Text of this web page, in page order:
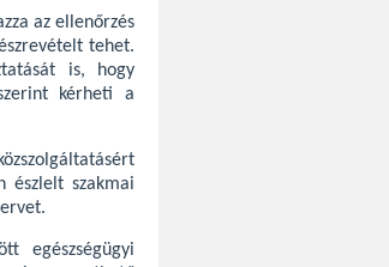
az ellenőrzés
tehet.
is, hogy
kérheti a
észlelt szakmai
egészségügyi